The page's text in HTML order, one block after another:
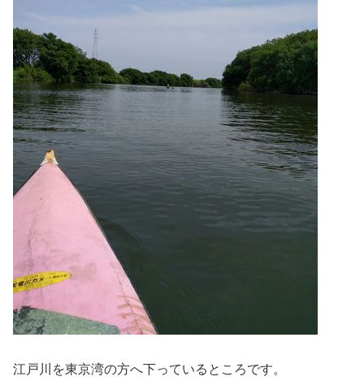
江戸川を東京湾の方へ下っているところです。